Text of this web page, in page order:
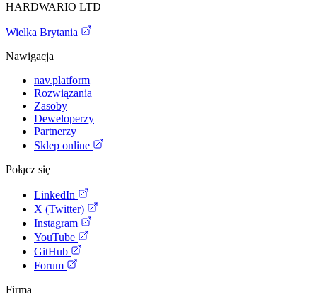
HARDWARIO LTD
Wielka Brytania
Nawigacja
nav.platform
Rozwiązania
Zasoby
Deweloperzy
Partnerzy
Sklep online
Połącz się
LinkedIn
X (Twitter)
Instagram
YouTube
GitHub
Forum
Firma